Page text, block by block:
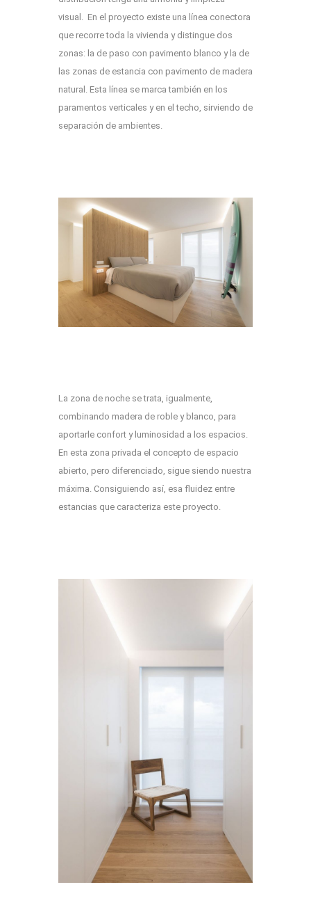
visual. En el proyecto existe una línea conectora
que recorre toda la vivienda y distingue dos
zonas: la de paso con pavimento blanco y la de
las zonas de estancia con pavimento de madera
natural. Esta línea se marca también en los
paramentos verticales y en el techo, sirviendo de
separación de ambientes.
La zona de noche se trata, igualmente,
combinando madera de roble y blanco, para
aportarle confort y luminosidad a los espacios.
En esta zona privada el concepto de espacio
abierto, pero diferenciado, sigue siendo nuestra
máxima. Consiguiendo así, esa fluidez entre
estancias que caracteriza este proyecto.